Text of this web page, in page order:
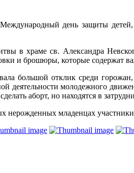
день защиты детей,
в храме св. Александра
и брошюры, которые содержат
большой отклик среди
деятельности молодежного
сделать аборт, но находятся в
нерожденных младенцах